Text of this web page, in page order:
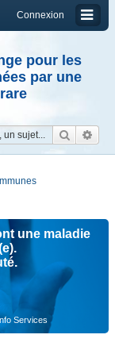
Connexion
pour les
par une
une maladie
Services